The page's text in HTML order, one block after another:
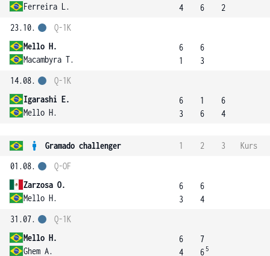
Ferreira L.
4
6
2
23.10.
Mello H.
Macambyra T.
Q-1K
6
1
6
3
14.08.
Igarashi E.
Mello H.
Q-1K
6
3
1
6
6
4
Gramado challenger 1 2 3
Kurs
01.08.
Zarzosa O.
Mello H.
Q-OF
6
3
6
4
31.07.
Mello H.
Ghem A.
Q-1K
6
4
7
6 5